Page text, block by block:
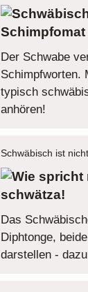
Schimpfomat
Der Schwabe
Schimpfworten.
typisch
anhören!
Schwäbisch ist
schwätza!
Das
Diphtonge,
darstellen -